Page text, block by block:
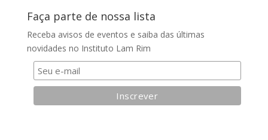
blog
Faça parte de nossa lista
Receba avisos de eventos e saiba das últimas
novidades no Instituto Lam Rim